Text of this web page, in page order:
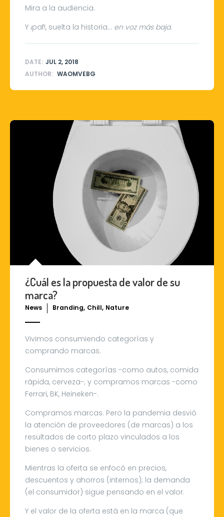
Mira a la audiencia.
Y ¡paf!, suelta la historia… en voz más baja.
DATE: JUL 2, 2018
AUTHOR: WAOMVEBG
¿Cuál es la propuesta de valor de su
marca?
News Branding, Chill, Nature
Vivimos consumiendo categorías y
comprando marcas.
Consumimos categorías -como autos, comida
rápida, cerveza-; y compramos marcas -como
Ferrari, BK, Heineken-.
Compramos marcas. Pero la pandemia desvió
la atención de proveedores (de marcas) a los
resultados de corto plazo vinculados a los
bienes o servicios.
Mientras la oferta se enfocó en precios,
descuentos y ahorros (internos); la demanda
(el consumidor) sigue pensando en el valor.
Y el valor de la oferta está en la marca (que